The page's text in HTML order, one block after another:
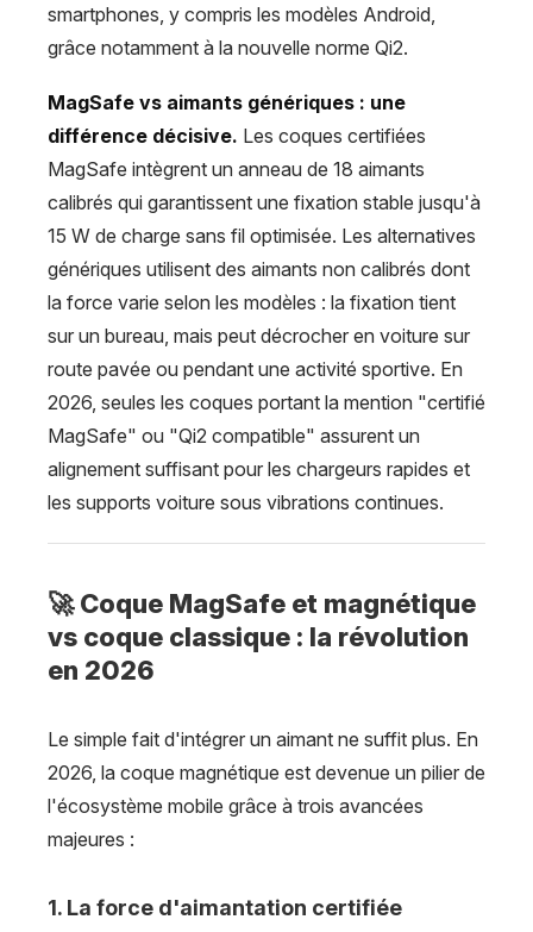
smartphones, y compris les modèles Android,
grâce notamment à la nouvelle norme Qi2.
MagSafe vs aimants génériques : une
différence décisive. Les coques certifiées
MagSafe intègrent un anneau de 18 aimants
calibrés qui garantissent une fixation stable jusqu'à
15 W de charge sans fil optimisée. Les alternatives
génériques utilisent des aimants non calibrés dont
la force varie selon les modèles : la fixation tient
sur un bureau, mais peut décrocher en voiture sur
route pavée ou pendant une activité sportive. En
2026, seules les coques portant la mention "certifié
MagSafe" ou "Qi2 compatible" assurent un
alignement suffisant pour les chargeurs rapides et
les supports voiture sous vibrations continues.
🚀 Coque MagSafe et magnétique
vs coque classique : la révolution
en 2026
Le simple fait d'intégrer un aimant ne suffit plus. En
2026, la coque magnétique est devenue un pilier de
l'écosystème mobile grâce à trois avancées
majeures :
1. La force d'aimantation certifiée